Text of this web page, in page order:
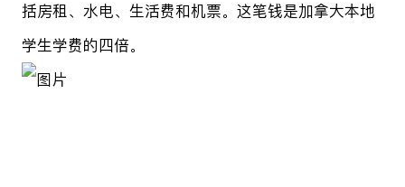
括房租、水电、生活费和机票。这笔钱是加拿大本地
学生学费的四倍。